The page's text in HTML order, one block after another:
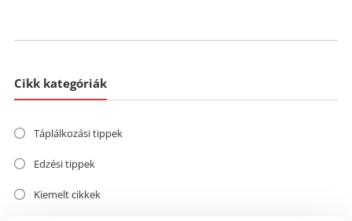
Cikk kategóriák
Táplálkozási tippek
Edzési tippek
Kiemelt cikkek